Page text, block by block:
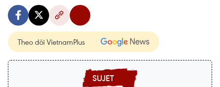
Theo dõi VietnamPlus